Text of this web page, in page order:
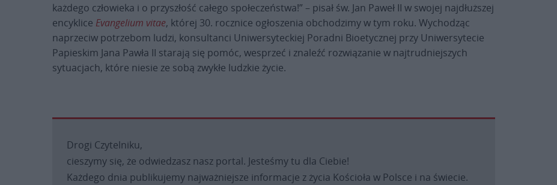
każdego człowieka i o przyszłość całego społeczeństwa!” – pisał św. Jan Paweł II w swojej najdłuższej
encyklice Evangelium vitae, której 30. rocznice ogłoszenia obchodzimy w tym roku. Wychodząc
naprzeciw potrzebom ludzi, konsultanci Uniwersyteckiej Poradni Bioetycznej przy Uniwersytecie
Papieskim Jana Pawła II starają się pomóc, wesprzeć i znaleźć rozwiązanie w najtrudniejszych
sytuacjach, które niesie ze sobą zwykłe ludzkie życie.
Drogi Czytelniku,
cieszymy się, że odwiedzasz nasz portal. Jesteśmy tu dla Ciebie!
Każdego dnia publikujemy najważniejsze informacje z życia Kościoła w Polsce i na świecie.